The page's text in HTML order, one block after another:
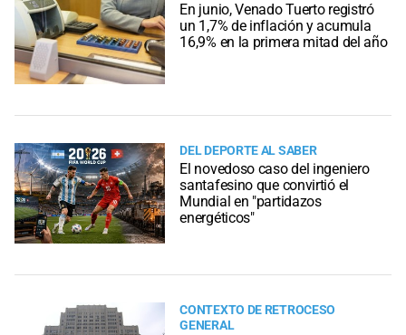
En junio, Venado Tuerto registró
un 1,7% de inflación y acumula
16,9% en la primera mitad del año
DEL DEPORTE AL SABER
El novedoso caso del ingeniero
santafesino que convirtió el
Mundial en "partidazos
energéticos"
CONTEXTO DE RETROCESO
GENERAL